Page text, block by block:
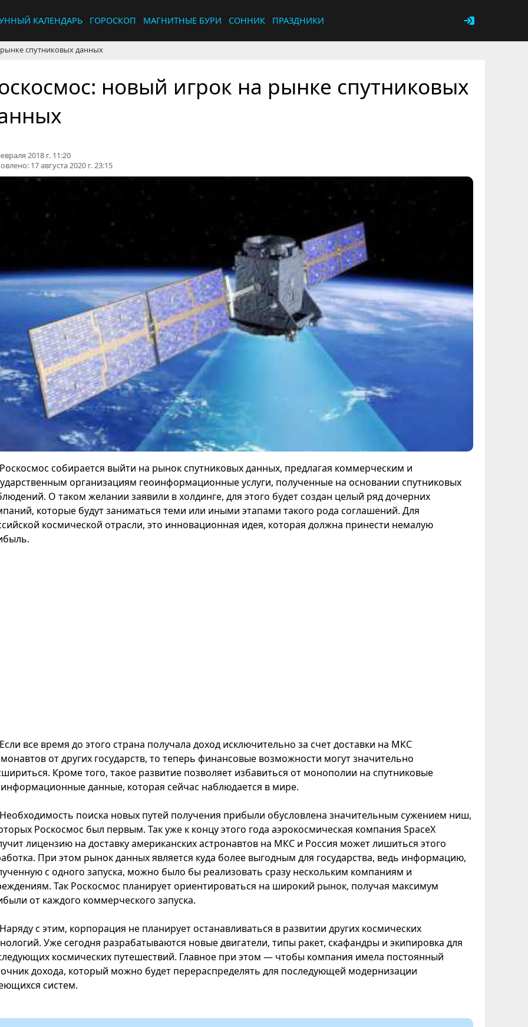
КАЛЕНДАРЬ ГОРОСКОП МАГНИТНЫЕ БУРИ СОННИК ПРАЗДНИКИ
спутниковых данных
новый игрок на рынке спутниковых
2018 г. 11:20
17 августа 2020 г. 23:15
Роскосмос собирается выйти на рынок спутниковых данных, предлагая коммерческим и
организациям геоинформационные услуги, полученные на основании спутниковых
О таком желании заявили в холдинге, для этого будет создан целый ряд дочерних
которые будут заниматься теми или иными этапами такого рода соглашений. Для
космической отрасли, это инновационная идея, которая должна принести немалую
Если все время до этого страна получала доход исключительно за счет доставки на МКС
от других государств, то теперь финансовые возможности могут значительно
Кроме того, такое развитие позволяет избавиться от монополии на спутниковые
данные, которая сейчас наблюдается в мире.
Необходимость поиска новых путей получения прибыли обусловлена значительным сужением ниш,
Роскосмос был первым. Так уже к концу этого года аэрокосмическая компания SpaceX
лицензию на доставку американских астронавтов на МКС и Россия может лишиться этого
При этом рынок данных является куда более выгодным для государства, ведь информацию,
с одного запуска, можно было бы реализовать сразу нескольким компаниям и
Так Роскосмос планирует ориентироваться на широкий рынок, получая максимум
от каждого коммерческого запуска.
Наряду с этим, корпорация не планирует останавливаться в развитии других космических
Уже сегодня разрабатываются новые двигатели, типы ракет, скафандры и экипировка для
космических путешествий. Главное при этом — чтобы компания имела постоянный
дохода, который можно будет перераспределять для последующей модернизации
систем.